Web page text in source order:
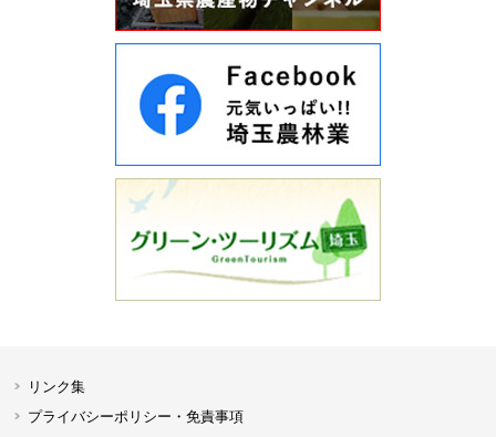
リンク集
プライバシーポリシー・免責事項